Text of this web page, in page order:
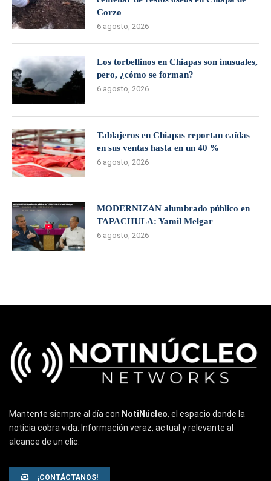
Corzo
6 agosto, 2026
Los torbellinos en Chiapas son inusuales,
pero, ¿cómo se forman?
6 agosto, 2026
Tablajeros en Chiapas reportan caídas
en sus ventas hasta en un 40 %
6 agosto, 2026
MODERNIZAN alumbrado público en
TAPACHULA: Yamil Melgar
6 agosto, 2026
Mantente siempre al día con NotiNúcleo, el espacio donde la
noticia cobra vida. Información veraz, actual y relevante al
alcance de un clic.
¡CONTÁCTANOS!